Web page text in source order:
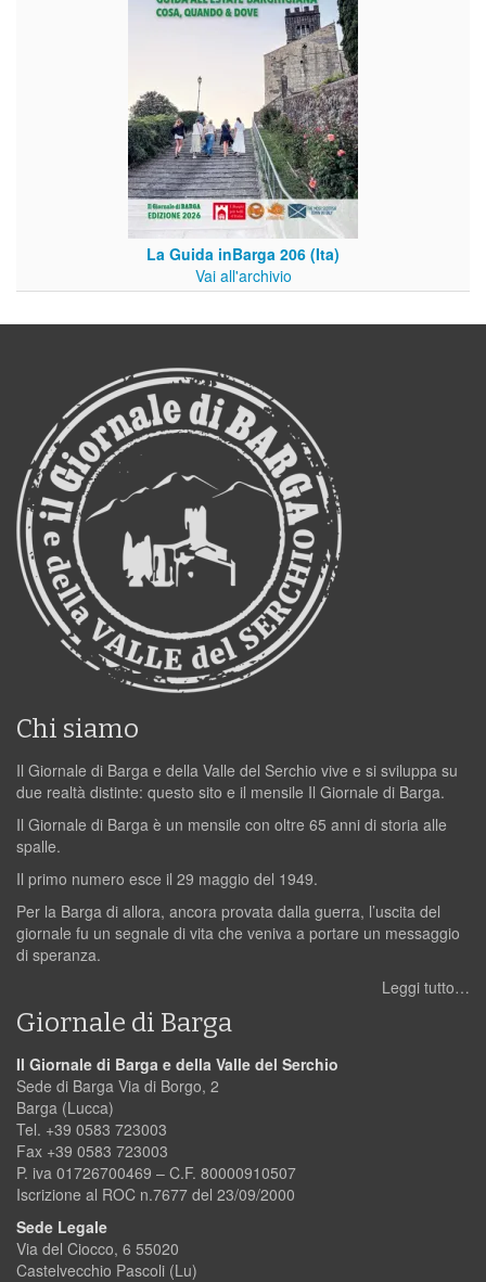
La Guida inBarga 206 (Ita)
Vai all'archivio
Chi siamo
Il Giornale di Barga e della Valle del Serchio vive e si sviluppa su
due realtà distinte: questo sito e il mensile Il Giornale di Barga.
Il Giornale di Barga è un mensile con oltre 65 anni di storia alle
spalle.
Il primo numero esce il 29 maggio del 1949.
Per la Barga di allora, ancora provata dalla guerra, l’uscita del
giornale fu un segnale di vita che veniva a portare un messaggio
di speranza.
Leggi tutto…
Giornale di Barga
Il Giornale di Barga e della Valle del Serchio
Sede di Barga Via di Borgo, 2
Barga (Lucca)
Tel. +39 0583 723003
Fax +39 0583 723003
P. iva 01726700469 – C.F. 80000910507
Iscrizione al ROC n.7677 del 23/09/2000
Sede Legale
Via del Ciocco, 6 55020
Castelvecchio Pascoli (Lu)